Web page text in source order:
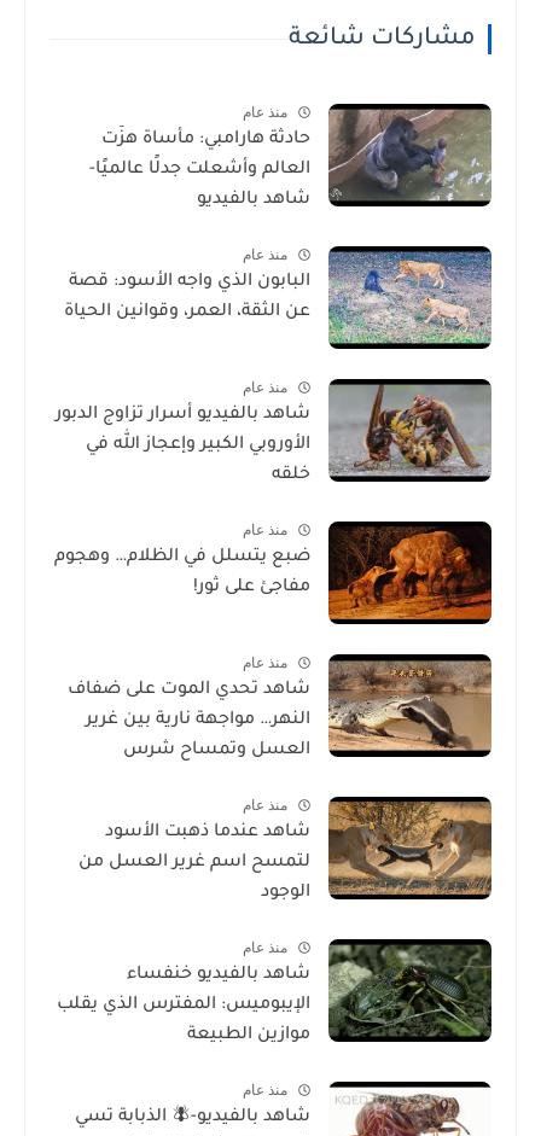
مشاركات شائعة
منذ عام
حادثة هارامبي: مأساة هزّت
العالم وأشعلت جدلًا عالميًا-
شاهد بالفيديو
منذ عام
البابون الذي واجه الأسود: قصة
عن الثقة، العمر، وقوانين الحياة
منذ عام
شاهد بالفيديو أسرار تزاوج الدبور
الأوروبي الكبير وإعجاز الله في
خلقه
منذ عام
ضبع يتسلل في الظلام… وهجوم
مفاجئ على ثور!
منذ عام
شاهد تحدي الموت على ضفاف
النهر… مواجهة نارية بين غرير
العسل وتمساح شرس
منذ عام
شاهد عندما ذهبت الأسود
لتمسح اسم غرير العسل من
الوجود
منذ عام
شاهد بالفيديو خنفساء
الإيبوميس: المفترس الذي يقلب
موازين الطبيعة
منذ عام
شاهد بالفيديو-🪰 الذبابة تسي